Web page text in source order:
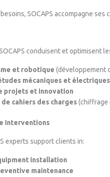
SOCAPS accompagne
conduisent et optimisent
et robotique (développement
mécaniques et électriques
projets et innovation
cahiers des charges(chiffrage
Interventions
experts support clients in:
installation
maintenance